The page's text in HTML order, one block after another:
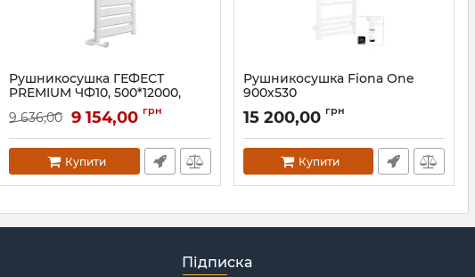
Рушникосушка ГЕФЕСТ
PREMIUM ЧФ10, 500*12000,
Артикул:75201079
9 636,00 9 154,00 грн
Купити
Рушникосушка Fiona One
900х530
WWFIE090053KS96E8P Terma
Артикул:WWFIE090053KS96E8P
15 200,00 грн
Купити
Підписка